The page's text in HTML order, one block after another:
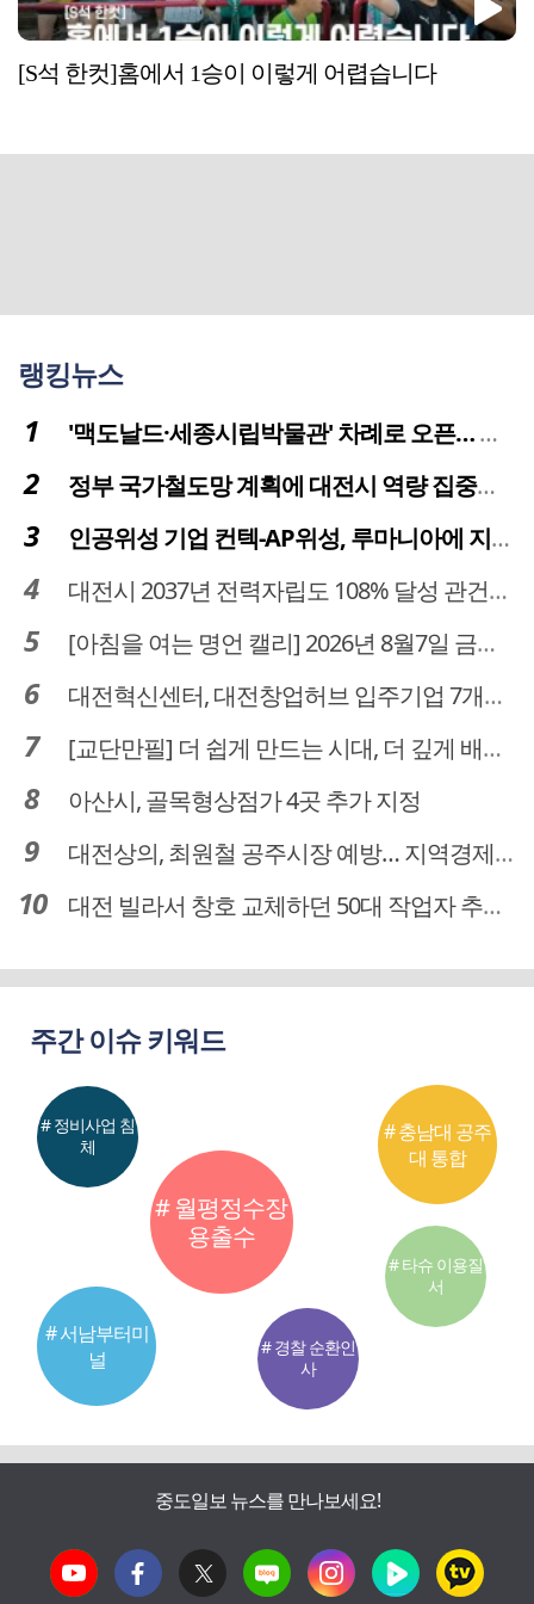
[S석 한컷]홈에서 1승이 이렇게 어렵습니다
랭킹뉴스
'맥도날드·세종시립박물관' 차례로 오픈… 고운동 정주여건 좋아진다
정부 국가철도망 계획에 대전시 역량 집중해야
인공위성 기업 컨텍-AP위성, 루마니아에 지상국 시스템 전수
대전시 2037년 전력자립도 108% 달성 관건은 '주민 수용성'
[아침을 여는 명언 캘리] 2026년 8월7일 금요일
대전혁신센터, 대전창업허브 입주기업 7개사 모집
[교단만필] 더 쉽게 만드는 시대, 더 깊게 배우는 교육
아산시, 골목형상점가 4곳 추가 지정
대전상의, 최원철 공주시장 예방… 지역경제 협력방안 논의
대전 빌라서 창호 교체하던 50대 작업자 추락해 숨져
주간 이슈 키워드
# 월평정수장
용출수
# 서남부터미
널
# 충남대 공주
대 통합
# 정비사업 침
체
# 경찰 순환인
사
# 타슈 이용질
서
중도일보 뉴스를 만나보세요!